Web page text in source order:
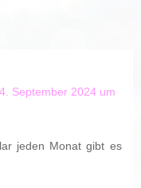
4. September 2024 um
jeden Monat gibt es